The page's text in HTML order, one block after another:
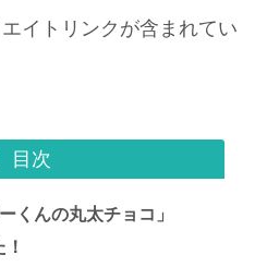
イトリンクが含まれてい
目次
くんの丸太チョコ」